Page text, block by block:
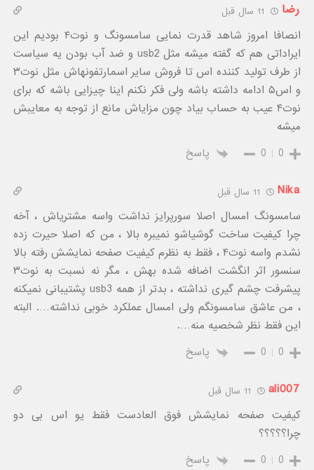
رضا
انصافا امروز شاهد قدرت نمایی سامسونگ و نوت۴ بودیم این
ایراداتی هم که گفته میشه مثل usb2 و ضد آب بودن یه سیاست
از طرف تولید کننده اس تا فروش سایر اسمارتفونهاش مثل نوت٣
و اس۵ ادامه داشته باشه ولی فکر نکنم اینا چیزایی باشه که برای
نوت۴ عیب به حساب بیاد چون مزایاش مانع از توجه به معایبش
میشه
0
0 پاسخ
Nika
سامسونگ امسال اصلا سورپرایز نداشت واسه مشتریاش ، آخه
چرا کیفیت ساخت گوشیاشو نمیبره بالا ، من که اصلا حیرت زده
نشدم واسه نوت۴ ، فقط به نظرم کیفیت صفحه نمایشش رفته بالا
سنسور اثر انگشت اضافه شده بهش ، مگر نه نسبت به نوت۳
پیشرفت چشم گیری نداشته ، بدتر از همه usb3 پشتیبانی نمیکنه
، من عاشق سامسونگم ولی امسال عملکرد خوبی نداشته…. البته
این فقط نظر شخصیه منه….
0
0 پاسخ
ali007
کیفیت صفحه نمایشش فوق العادست فقط یو اس بی دو
چرا؟؟؟؟؟
0
0 پاسخ